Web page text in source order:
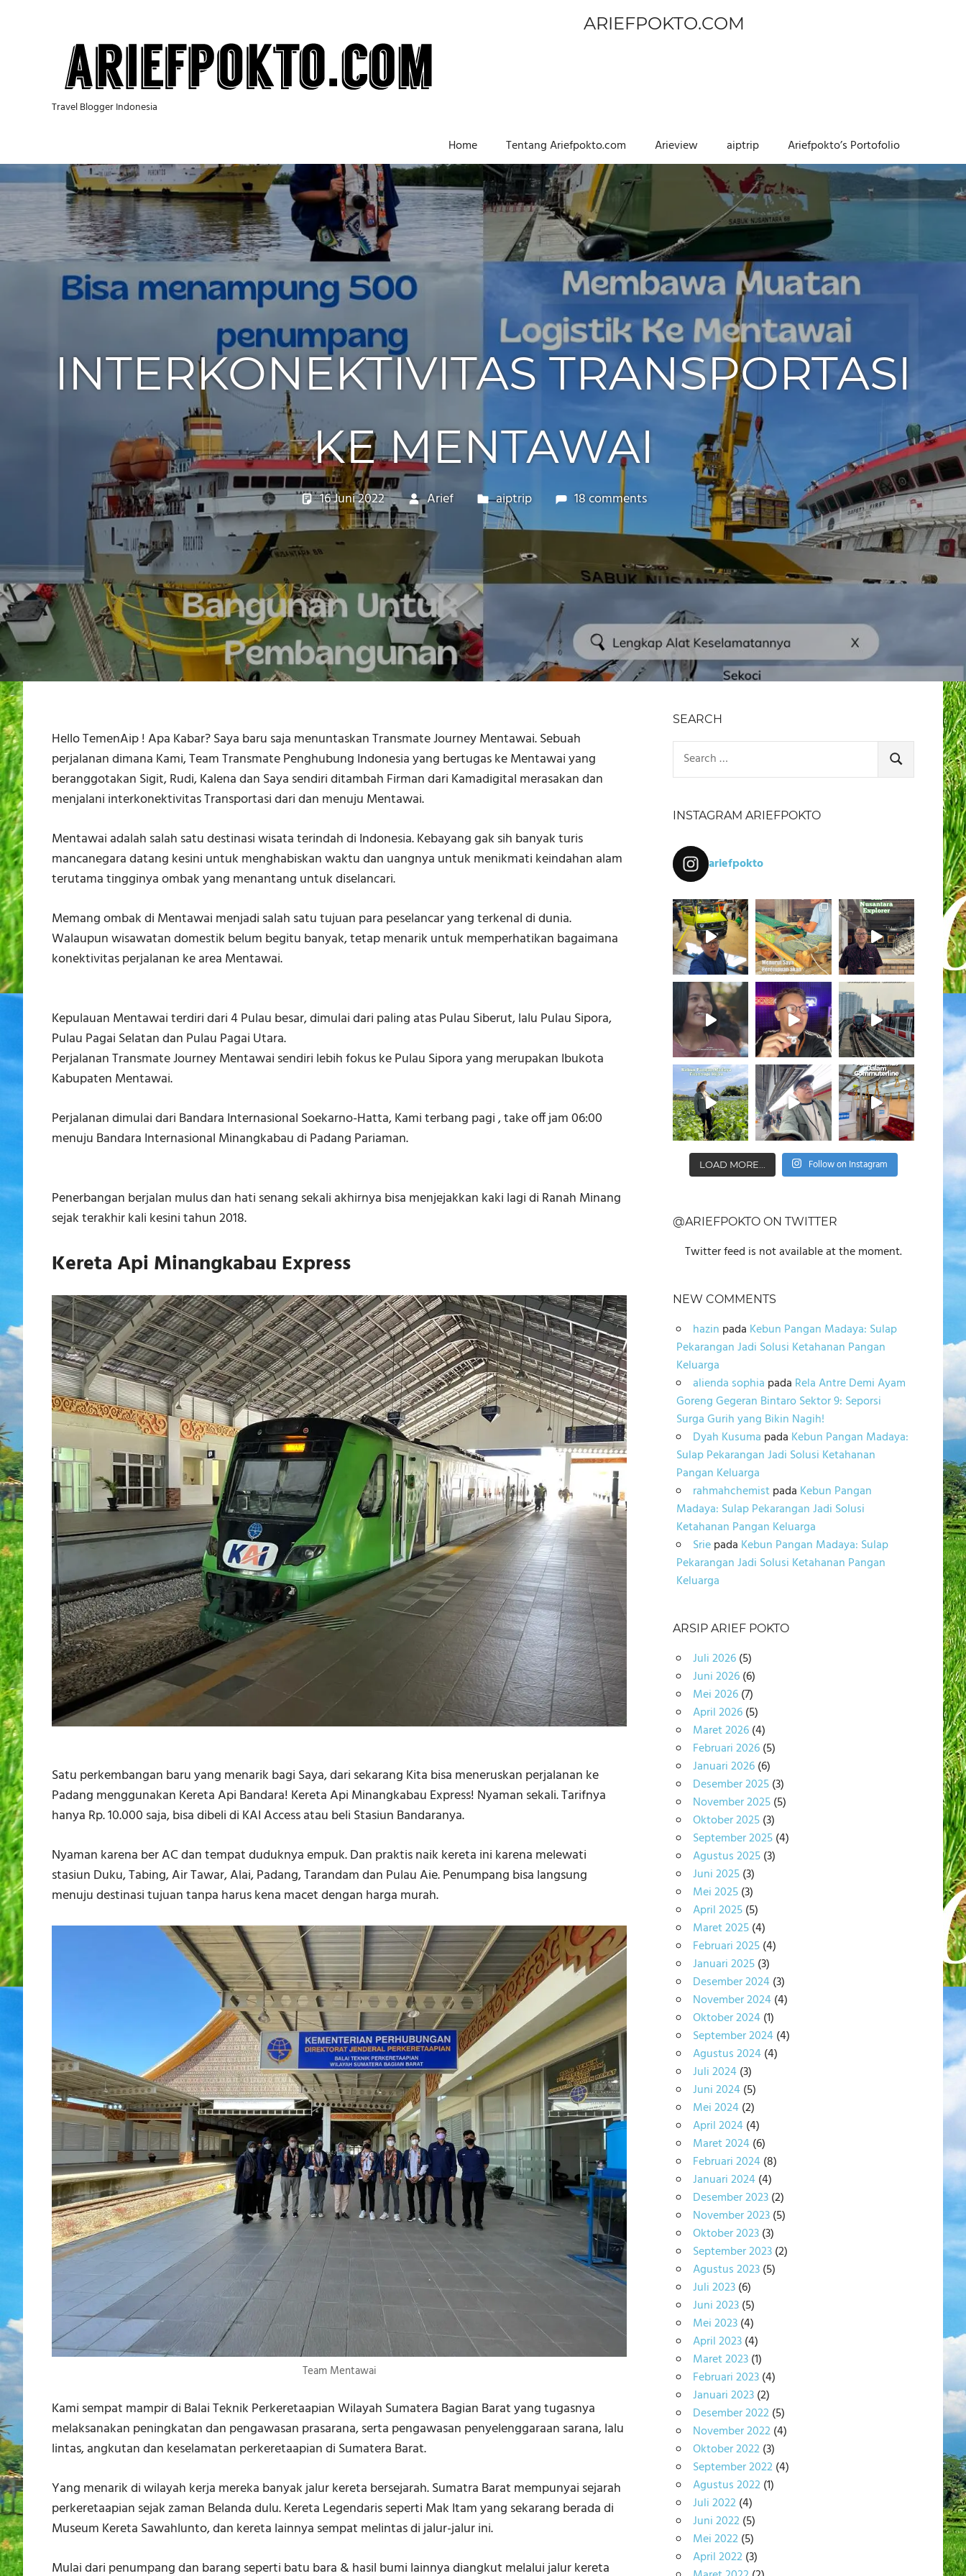
ARIEFPOKTO.COM
Travel Blogger Indonesia
Home Tentang Ariefpokto.com Arieview aiptrip Ariefpokto’s Portofolio
INTERKONEKTIVITAS TRANSPORTASI
KE MENTAWAI
16 Juni 2022 Arief aiptrip 18 comments
Hello TemenAip ! Apa Kabar? Saya baru saja menuntaskan Transmate Journey Mentawai. Sebuah
perjalanan dimana Kami, Team Transmate Penghubung Indonesia yang bertugas ke Mentawai yang
beranggotakan Sigit, Rudi, Kalena dan Saya sendiri ditambah Firman dari Kamadigital merasakan dan
menjalani interkonektivitas Transportasi dari dan menuju Mentawai.
Mentawai adalah salah satu destinasi wisata terindah di Indonesia. Kebayang gak sih banyak turis
mancanegara datang kesini untuk menghabiskan waktu dan uangnya untuk menikmati keindahan alam
terutama tingginya ombak yang menantang untuk diselancari.
Memang ombak di Mentawai menjadi salah satu tujuan para peselancar yang terkenal di dunia.
Walaupun wisawatan domestik belum begitu banyak, tetap menarik untuk memperhatikan bagaimana
konektivitas perjalanan ke area Mentawai.
Kepulauan Mentawai terdiri dari 4 Pulau besar, dimulai dari paling atas Pulau Siberut, lalu Pulau Sipora,
Pulau Pagai Selatan dan Pulau Pagai Utara.
Perjalanan Transmate Journey Mentawai sendiri lebih fokus ke Pulau Sipora yang merupakan Ibukota
Kabupaten Mentawai.
Perjalanan dimulai dari Bandara Internasional Soekarno-Hatta, Kami terbang pagi , take off jam 06:00
menuju Bandara Internasional Minangkabau di Padang Pariaman.
Penerbangan berjalan mulus dan hati senang sekali akhirnya bisa menjejakkan kaki lagi di Ranah Minang
sejak terakhir kali kesini tahun 2018.
Kereta Api Minangkabau Express
Satu perkembangan baru yang menarik bagi Saya, dari sekarang Kita bisa meneruskan perjalanan ke
Padang menggunakan Kereta Api Bandara! Kereta Api Minangkabau Express! Nyaman sekali. Tarifnya
hanya Rp. 10.000 saja, bisa dibeli di KAI Access atau beli Stasiun Bandaranya.
Nyaman karena ber AC dan tempat duduknya empuk. Dan praktis naik kereta ini karena melewati
stasiun Duku, Tabing, Air Tawar, Alai, Padang, Tarandam dan Pulau Aie. Penumpang bisa langsung
menuju destinasi tujuan tanpa harus kena macet dengan harga murah.
Team Mentawai
Kami sempat mampir di Balai Teknik Perkeretaapian Wilayah Sumatera Bagian Barat yang tugasnya
melaksanakan peningkatan dan pengawasan prasarana, serta pengawasan penyelenggaraan sarana, lalu
lintas, angkutan dan keselamatan perkeretaapian di Sumatera Barat.
Yang menarik di wilayah kerja mereka banyak jalur kereta bersejarah. Sumatra Barat mempunyai sejarah
perkeretaapian sejak zaman Belanda dulu. Kereta Legendaris seperti Mak Itam yang sekarang berada di
Museum Kereta Sawahlunto, dan kereta lainnya sempat melintas di jalur-jalur ini.
Mulai dari penumpang dan barang seperti batu bara & hasil bumi lainnya diangkut melalui jalur kereta
SEARCH
Search
for:
SEARCH
INSTAGRAM ARIEFPOKTO
ariefpokto
LOAD MORE... Follow on Instagram
@ARIEFPOKTO ON TWITTER
Twitter feed is not available at the moment.
NEW COMMENTS
hazin pada Kebun Pangan Madaya: Sulap
Pekarangan Jadi Solusi Ketahanan Pangan
Keluarga
alienda sophia pada Rela Antre Demi Ayam
Goreng Gegeran Bintaro Sektor 9: Seporsi
Surga Gurih yang Bikin Nagih!
Dyah Kusuma pada Kebun Pangan Madaya:
Sulap Pekarangan Jadi Solusi Ketahanan
Pangan Keluarga
rahmahchemistpada Kebun Pangan
Madaya: Sulap Pekarangan Jadi Solusi
Ketahanan Pangan Keluarga
Sriepada Kebun Pangan Madaya: Sulap
Pekarangan Jadi Solusi Ketahanan Pangan
Keluarga
ARSIP ARIEF POKTO
Juli 2026(5)
Juni 2026(6)
Mei 2026(7)
April 2026(5)
Maret 2026(4)
Februari 2026(5)
Januari 2026(6)
Desember 2025(3)
November 2025(5)
Oktober 2025(3)
September 2025(4)
Agustus 2025(3)
Juni 2025(3)
Mei 2025(3)
April 2025(5)
Maret 2025(4)
Februari 2025(4)
Januari 2025(3)
Desember 2024(3)
November 2024(4)
Oktober 2024(1)
September 2024(4)
Agustus 2024(4)
Juli 2024(3)
Juni 2024(5)
Mei 2024(2)
April 2024(4)
Maret 2024(6)
Februari 2024(8)
Januari 2024(4)
Desember 2023(2)
November 2023(5)
Oktober 2023(3)
September 2023(2)
Agustus 2023(5)
Juli 2023(6)
Juni 2023(5)
Mei 2023(4)
April 2023(4)
Maret 2023(1)
Februari 2023(4)
Januari 2023(2)
Desember 2022(5)
November 2022(4)
Oktober 2022(3)
September 2022(4)
Agustus 2022(1)
Juli 2022(4)
Juni 2022(5)
Mei 2022(5)
April 2022(3)